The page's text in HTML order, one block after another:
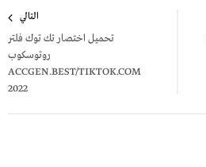
التالي
تحميل اختصار تك توك فلتر
روتوسكوب
ACCGEN.BEST/TIKTOK.COM
2022